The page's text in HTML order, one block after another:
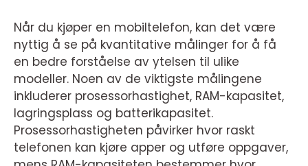
Når du kjøper en mobiltelefon, kan det være
nyttig å se på kvantitative målinger for å få
en bedre forståelse av ytelsen til ulike
modeller. Noen av de viktigste målingene
inkluderer prosessorhastighet, RAM-kapasitet,
lagringsplass og batterikapasitet.
Prosessorhastigheten påvirker hvor raskt
telefonen kan kjøre apper og utføre oppgaver,